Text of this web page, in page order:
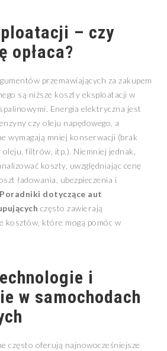
– czy
opłaca?
przemawiających za zakupem
są niższe koszty eksploatacji w
Energia elektryczna jest
czy oleju napędowego, a
wymagają mniej konserwacji (brak
filtrów, itp.). Niemniej jednak,
koszty, uwzględniając cenę
ładowania, ubezpieczenia i
Poradniki dotyczące aut
często zawierają
kosztów, które mogą pomóc w
i
w samochodach
często oferują najnowocześniejsze